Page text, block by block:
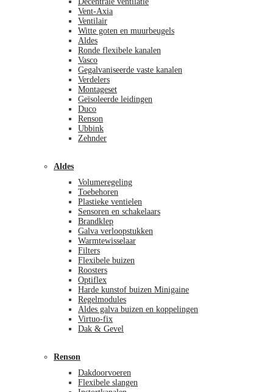
Vent-Axia
Ventilair
Witte goten en muurbeugels
Aldes
Ronde flexibele kanalen
Vasco
Gegalvaniseerde vaste kanalen
Verdelers
Montageset
Geïsoleerde leidingen
Duco
Renson
Ubbink
Zehnder
Aldes
Volumeregeling
Toebehoren
Plastieke ventielen
Sensoren en schakelaars
Brandklep
Galva verloopstukken
Warmtewisselaar
Filters
Flexibele buizen
Roosters
Optiflex
Harde kunstof buizen Minigaine
Regelmodules
Aldes galva buizen en koppelingen
Virtuo-fix
Dak & Gevel
Renson
Dakdoorvoeren
Flexibele slangen